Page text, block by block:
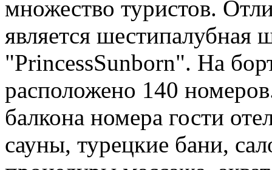
множество туристов.
является шестипалубная
"PrincessSunborn". На
расположено 140
балкона номера гости
сауны, турецкие бани,